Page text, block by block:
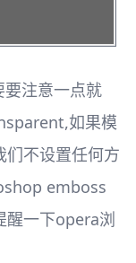
注意一点就
如果模
们不设置任何方
emboss
醒一下opera浏